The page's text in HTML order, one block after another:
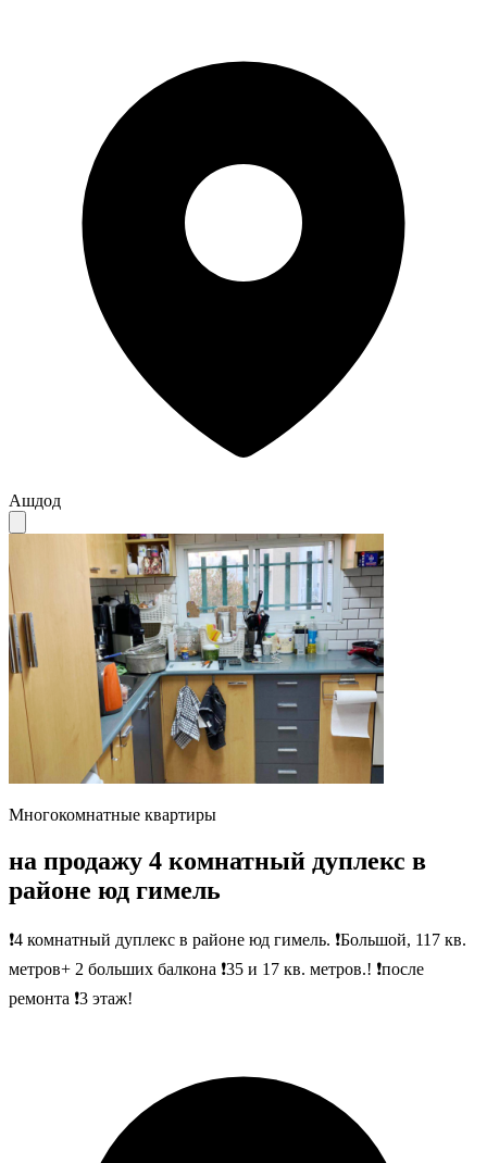
Ашдод
Многокомнатные квартиры
на продажу 4 комнатный дуплекс в
районе юд гимель
❗4 комнатный дуплекс в районе юд гимель. ❗Большой, 117 кв.
метров+ 2 больших балкона ❗35 и 17 кв. метров.! ❗после
ремонта ❗3 этаж!